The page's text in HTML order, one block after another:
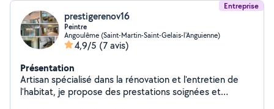
Entreprise
prestigerenov16
Peintre
Angoulême (Saint-Martin-Saint-Gelais-l'Anguienne)
4,9/5 (7 avis)
Présentation
Artisan spécialisé dans la rénovation et l'entretien de
l'habitat, je propose des prestations soignées et